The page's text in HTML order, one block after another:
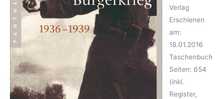
Verlag
Erschienen
am:
18.01.2016
Taschenbuch
Seiten: 654
(inkl.
Register,